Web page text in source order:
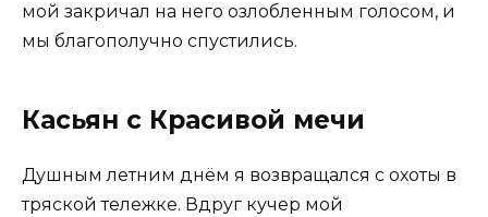
мой закричал на него озлобленным голосом, и
мы благополучно спустились.
Касьян с Красивой мечи
Душным летним днём я возвращался с охоты в
тряской тележке. Вдруг кучер мой